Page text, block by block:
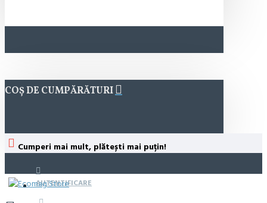
COȘ DE CUMPĂRĂTURI
Cumperi mai mult, plătești mai puțin!
AUTENTIFICARE